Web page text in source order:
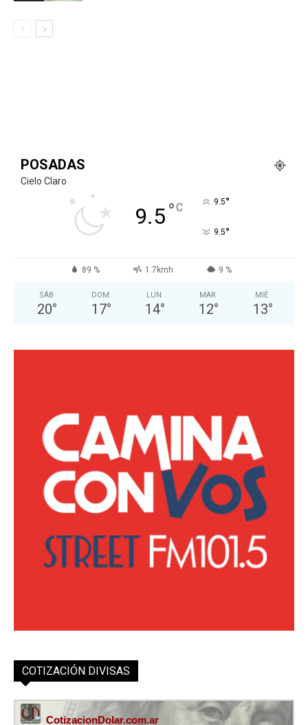
POSADAS
Cielo Claro
9.5°C 9.5°
9.5°
89 % 1.7kmh 9 %
SÁB
20°
DOM
17°
LUN
14°
MAR
12°
MIÉ
13°
COTIZACIÓN DIVISAS